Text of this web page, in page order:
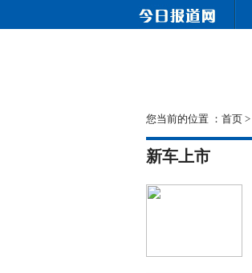
您当前的位置 ： 首页 >
新车上市